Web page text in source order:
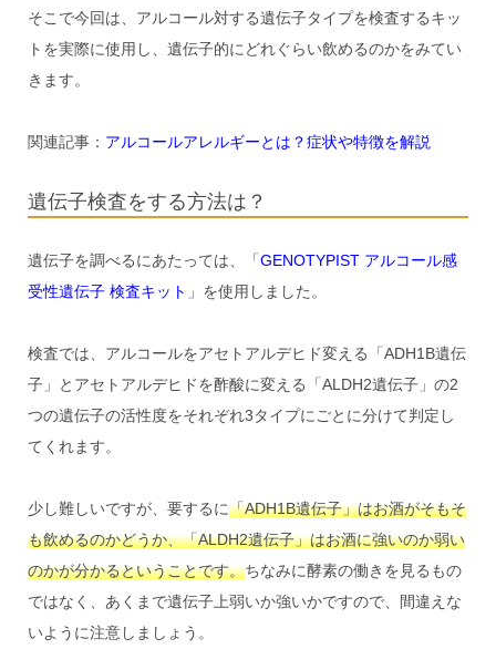
そこで今回は、アルコール対する遺伝子タイプを検査するキッ
トを実際に使用し、遺伝子的にどれぐらい飲めるのかをみてい
きます。
関連記事： アルコールアレルギーとは？症状や特徴を解説
遺伝子検査をする方法は？
遺伝子を調べるにあたっては、「 GENOTYPIST アルコール感
受性遺伝子 検査キット 」を使用しました。
検査では、アルコールをアセトアルデヒド変える「ADH1B遺伝
子」とアセトアルデヒドを酢酸に変える「ALDH2遺伝子」の2
つの遺伝子の活性度をそれぞれ3タイプにごとに分けて判定し
てくれます。
少し難しいですが、要するに「ADH1B遺伝子」はお酒がそもそ
も飲めるのかどうか、「ALDH2遺伝子」はお酒に強いのか弱い
のかが分かるということです。ちなみに酵素の働きを見るもの
ではなく、あくまで遺伝子上弱いか強いかですので、間違えな
いように注意しましょう。